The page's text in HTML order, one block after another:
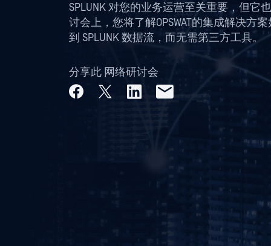
SPLUNK 对您的业务运营至关重要，但
讨会上，您将了解OPSWAT的集成解决方
到 SPLUNK 数据流，而无需第三方工具。
分享此 网络研讨会